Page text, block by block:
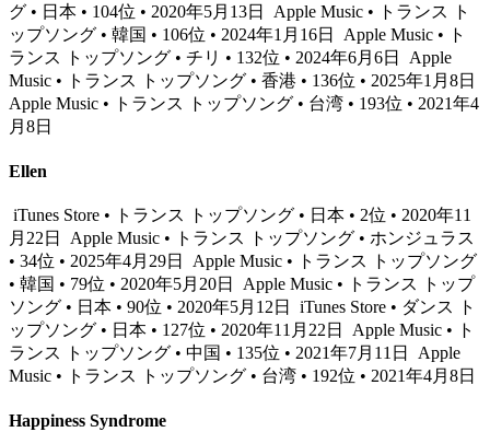
グ • 日本 • 104位 • 2020年5月13日
Apple Music • トランス ト
ップソング • 韓国 • 106位 • 2024年1月16日
Apple Music • ト
ランス トップソング • チリ • 132位 • 2024年6月6日
Apple
Music • トランス トップソング • 香港 • 136位 • 2025年1月8日
Apple Music • トランス トップソング • 台湾 • 193位 • 2021年4
月8日
Ellen
iTunes Store • トランス トップソング • 日本 • 2位 • 2020年11
月22日
Apple Music • トランス トップソング • ホンジュラス
• 34位 • 2025年4月29日
Apple Music • トランス トップソング
• 韓国 • 79位 • 2020年5月20日
Apple Music • トランス トップ
ソング • 日本 • 90位 • 2020年5月12日
iTunes Store • ダンス ト
ップソング • 日本 • 127位 • 2020年11月22日
Apple Music • ト
ランス トップソング • 中国 • 135位 • 2021年7月11日
Apple
Music • トランス トップソング • 台湾 • 192位 • 2021年4月8日
Happiness Syndrome